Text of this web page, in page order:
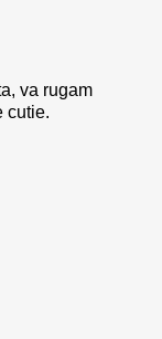
va rugam
cutie.